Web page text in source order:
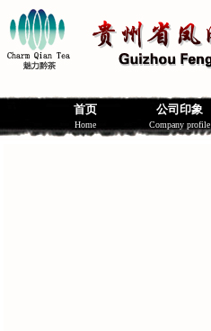
首页
Home
公司印象
Company profile